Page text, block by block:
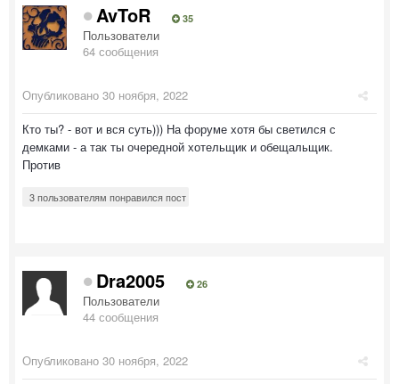
AvToR 35
Пользователи
64 сообщения
Опубликовано 30 ноября, 2022
Кто ты? - вот и вся суть))) На форуме хотя бы светился с
демками - а так ты очередной хотельщик и обещальщик.
Против
3 пользователям понравился пост
Dra2005 26
Пользователи
44 сообщения
Опубликовано 30 ноября, 2022